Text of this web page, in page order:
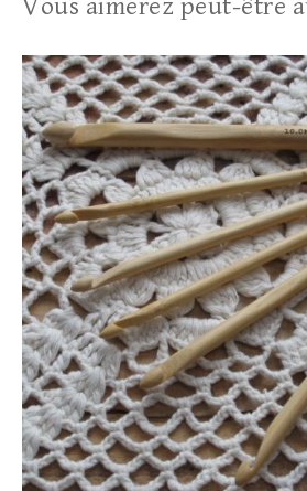
Vous aimerez peut-être